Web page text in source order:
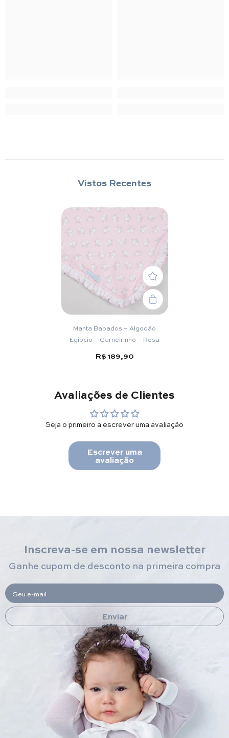
Vistos Recentes
Manta Babados – Algodão
Egípcio – Carneirinho – Rosa
R$ 189,90
Avaliações de Clientes
Seja o primeiro a escrever uma avaliação
Escrever uma
avaliação
Inscreva-se em nossa newsletter
Ganhe cupom de desconto na primeira compra
Seu e-mail
Enviar